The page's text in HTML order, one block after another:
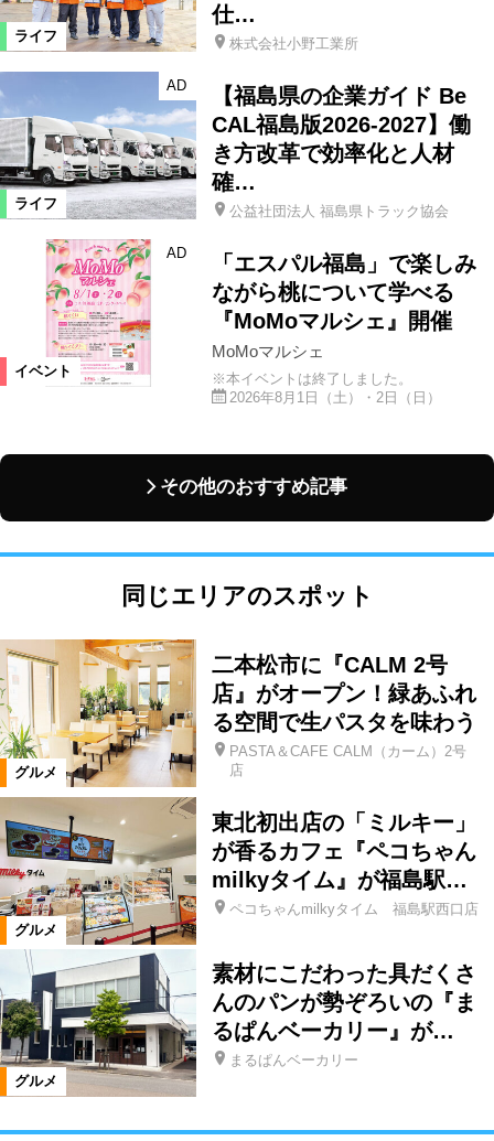
ライフ
仕…
株式会社小野工業所
ライフ
AD
【福島県の企業ガイド Be
CAL福島版2026-2027】働
き方改革で効率化と人材
確…
公益社団法人 福島県トラック協会
イベント
AD
「エスパル福島」で楽しみ
ながら桃について学べる
『MoMoマルシェ』開催
MoMoマルシェ
※本イベントは終了しました。
2026年8月1日（土）・2日（日）
その他のおすすめ記事
同じエリアのスポット
グルメ
二本松市に『CALM 2号
店』がオープン！緑あふれ
る空間で生パスタを味わう
PASTA＆CAFE CALM（カーム）2号
店
グルメ
東北初出店の「ミルキー」
が香るカフェ『ペコちゃん
milkyタイム』が福島駅…
ペコちゃんmilkyタイム 福島駅西口店
グルメ
素材にこだわった具だくさ
んのパンが勢ぞろいの『ま
るぱんベーカリー』が…
まるぱんベーカリー